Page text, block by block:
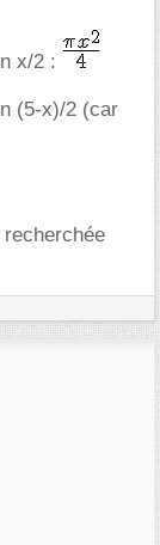
x/2 :
(5-x)/2 (car